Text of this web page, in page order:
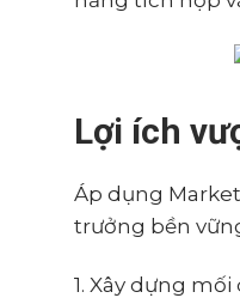
Lợi ích
Áp dụng
trưởng bền
1. Xây dựng